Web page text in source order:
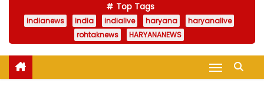
Top Tags
indianews india indialive haryana
haryanalive
rohtaknews
HARYANANEWS